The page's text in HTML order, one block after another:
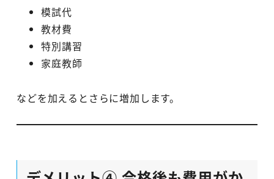
模試代
教材費
特別講習
家庭教師
などを加えるとさらに増加します。